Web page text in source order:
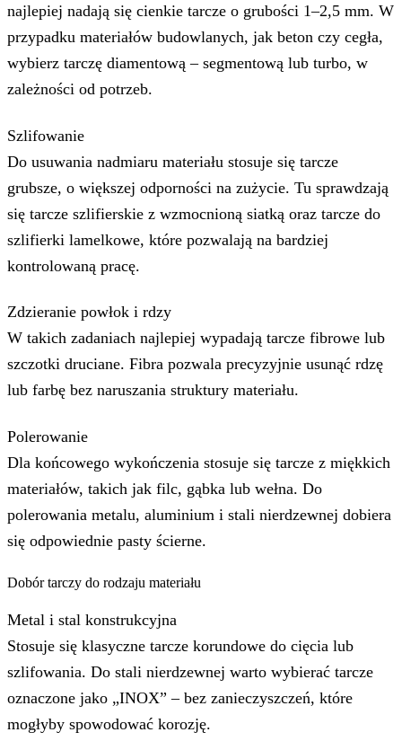
najlepiej nadają się cienkie tarcze o grubości 1–2,5 mm. W
przypadku materiałów budowlanych, jak beton czy cegła,
wybierz tarczę diamentową – segmentową lub turbo, w
zależności od potrzeb.
Szlifowanie
Do usuwania nadmiaru materiału stosuje się tarcze
grubsze, o większej odporności na zużycie. Tu sprawdzają
się tarcze szlifierskie z wzmocnioną siatką oraz tarcze do
szlifierki lamelkowe, które pozwalają na bardziej
kontrolowaną pracę.
Zdzieranie powłok i rdzy
W takich zadaniach najlepiej wypadają tarcze fibrowe lub
szczotki druciane. Fibra pozwala precyzyjnie usunąć rdzę
lub farbę bez naruszania struktury materiału.
Polerowanie
Dla końcowego wykończenia stosuje się tarcze z miękkich
materiałów, takich jak filc, gąbka lub wełna. Do
polerowania metalu, aluminium i stali nierdzewnej dobiera
się odpowiednie pasty ścierne.
Dobór tarczy do rodzaju materiału
Metal i stal konstrukcyjna
Stosuje się klasyczne tarcze korundowe do cięcia lub
szlifowania. Do stali nierdzewnej warto wybierać tarcze
oznaczone jako „INOX” – bez zanieczyszczeń, które
mogłyby spowodować korozję.